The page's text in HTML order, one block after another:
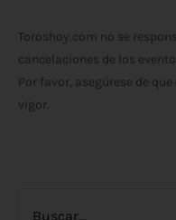
Toroshoy.com no se
cancelaciones de los
Por favor, asegúrese de
vigor.